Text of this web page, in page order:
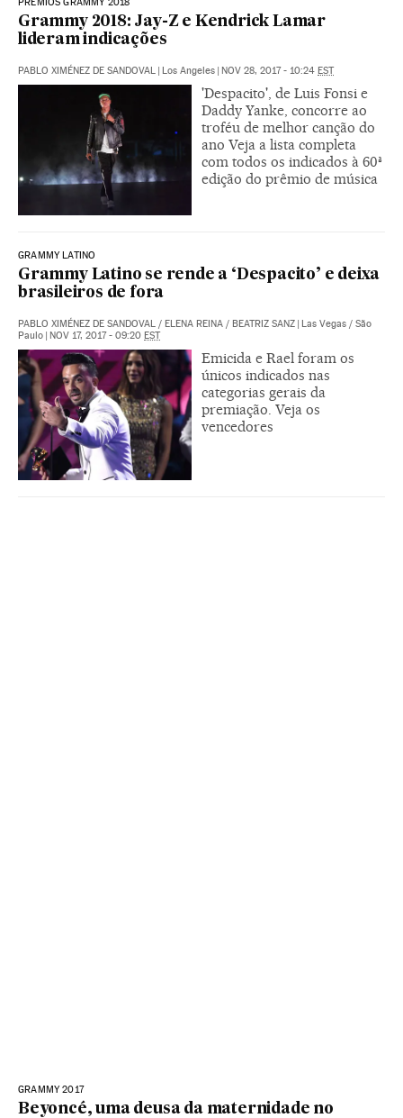
Grammy 2018: Jay-Z e Kendrick Lamar
lideram indicações
PABLO XIMÉNEZ DE SANDOVAL | Los Angeles | NOV 28, 2017 - 10:24 EST
'Despacito', de Luis Fonsi e
Daddy Yanke, concorre ao
troféu de melhor canção do
ano Veja a lista completa
com todos os indicados à 60ª
edição do prêmio de música
GRAMMY LATINO
Grammy Latino se rende a ‘Despacito’ e deixa
brasileiros de fora
PABLO XIMÉNEZ DE SANDOVAL / ELENA REINA / BEATRIZ SANZ | Las Vegas / São
Paulo | NOV 17, 2017 - 09:20 EST
Emicida e Rael foram os
únicos indicados nas
categorias gerais da
premiação. Veja os
vencedores
GRAMMY 2017
Beyoncé, uma deusa da maternidade no